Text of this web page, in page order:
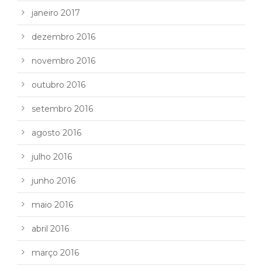
janeiro 2017
dezembro 2016
novembro 2016
outubro 2016
setembro 2016
agosto 2016
julho 2016
junho 2016
maio 2016
abril 2016
março 2016